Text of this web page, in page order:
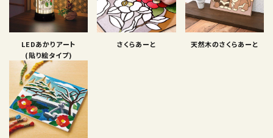
LEDあかりアート
(貼り絵タイプ)
さくらあーと 天然木のさくらあーと